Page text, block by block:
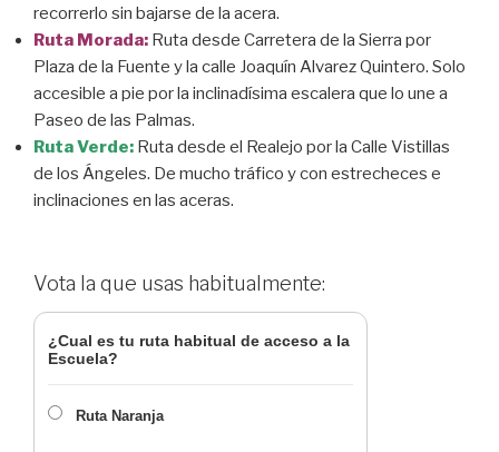
recorrerlo sin bajarse de la acera.
Ruta Morada: Ruta desde Carretera de la Sierra por
Plaza de la Fuente y la calle Joaquín Alvarez Quintero. Solo
accesible a pie por la inclinadísima escalera que lo une a
Paseo de las Palmas.
Ruta Verde: Ruta desde el Realejo por la Calle Vistillas
de los Ángeles. De mucho tráfico y con estrecheces e
inclinaciones en las aceras.
Vota la que usas habitualmente:
¿Cual es tu ruta habitual de acceso a la
Escuela?
Ruta Naranja